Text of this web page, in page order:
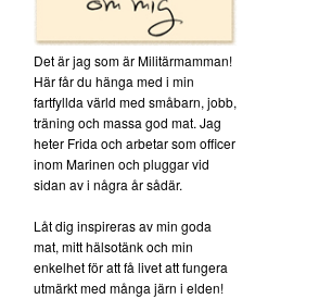
Det är jag som är Militärmamman!
Här får du hänga med i min
fartfyllda värld med småbarn, jobb,
träning och massa god mat. Jag
heter Frida och arbetar som officer
inom Marinen och pluggar vid
sidan av i några år sådär.
Låt dig inspireras av min goda
mat, mitt hälsotänk och min
enkelhet för att få livet att fungera
utmärkt med många järn i elden!